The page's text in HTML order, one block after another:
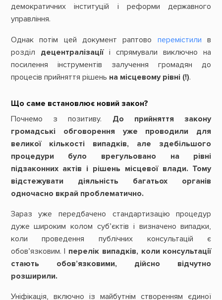
демократичних інституцій і реформи державного
управління.
Однак потім цей документ раптово перемістили в
розділ децентралізаціїі спрямували виключно на
посилення інструментів залучення громадян до
процесів прийняття рішень на місцевому рівні (!).
Що саме встановлює новий закон?
Почнемо з позитиву. До прийняття закону
громадські обговорення уже проводили для
великої кількості випадків, але здебільшого
процедури було врегульовано на рівні
підзаконних актів і рішень місцевої влади. Тому
відстежувати діяльність багатьох органів
одночасно вкрай проблематично.
Зараз уже передбачено стандартизацію процедур
дуже широким колом суб’єктів і визначено випадки,
коли проведення публічних консультацій є
обов’язковим. І перелік випадків, коли консультації
стають обов’язковими, дійсно відчутно
розширили.
Уніфікація, включно із майбутнім створенням єдиної